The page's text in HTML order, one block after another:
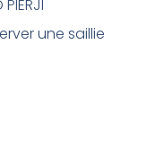
PIERJI
une saillie